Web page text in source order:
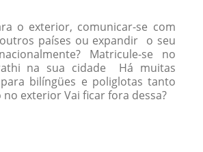
o exterior, comunicar-se com
países ou expandir o seu
Matricule-se no
na sua cidade Há muitas
bilíngües e poliglotas tanto
exterior Vai ficar fora dessa?